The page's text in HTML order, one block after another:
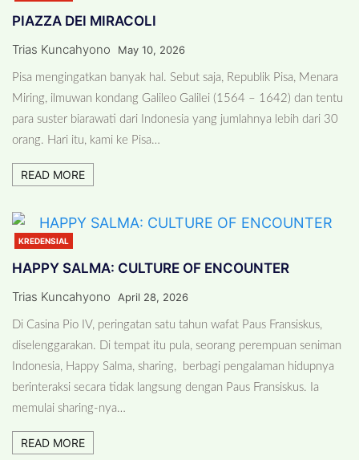
PIAZZA DEI MIRACOLI
Trias Kuncahyono May 10, 2026
Pisa mengingatkan banyak hal. Sebut saja, Republik Pisa, Menara
Miring, ilmuwan kondang Galileo Galilei (1564 – 1642) dan tentu
para suster biarawati dari Indonesia yang jumlahnya lebih dari 30
orang. Hari itu, kami ke Pisa…
READ MORE
KREDENSIAL
HAPPY SALMA: CULTURE OF ENCOUNTER
Trias Kuncahyono April 28, 2026
Di Casina Pio IV, peringatan satu tahun wafat Paus Fransiskus,
diselenggarakan. Di tempat itu pula, seorang perempuan seniman
Indonesia, Happy Salma, sharing, berbagi pengalaman hidupnya
berinteraksi secara tidak langsung dengan Paus Fransiskus. Ia
memulai sharing-nya…
READ MORE